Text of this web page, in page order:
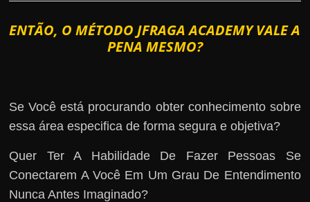
ENTÃO, O MÉTODO JFRAGA ACADEMY VALE A
PENA MESMO?
Se Você está procurando obter conhecimento sobre
essa área especifica de forma segura e objetiva?
Quer Ter A Habilidade De Fazer Pessoas Se
Conectarem A Você Em Um Grau De Entendimento
Nunca Antes Imaginado?